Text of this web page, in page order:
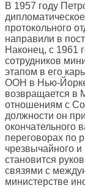
В 1957 году
протокольного
направили в
Наконец, с 1961
сотрудников
этапом в его
ООН в Нью-Йорке
возвращается в
отношениям с
должности он
окончательного
переговорах по
чрезвычайного
становится
связями с
министерстве